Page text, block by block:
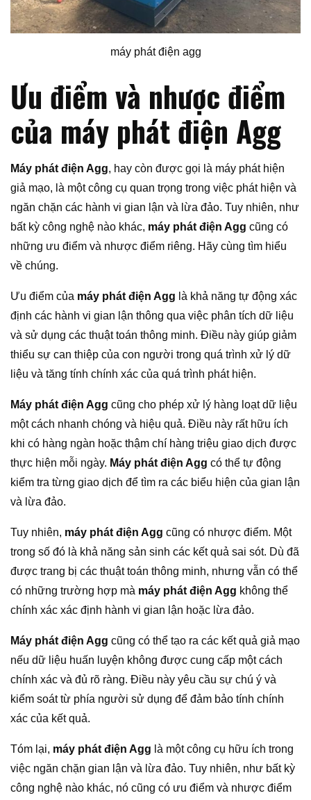
máy phát điện agg
Ưu điểm và nhược điểm
của máy phát điện Agg
Máy phát điện Agg, hay còn được gọi là máy phát hiện
giả mạo, là một công cụ quan trọng trong việc phát hiện và
ngăn chặn các hành vi gian lận và lừa đảo. Tuy nhiên, như
bất kỳ công nghệ nào khác, máy phát điện Agg cũng có
những ưu điểm và nhược điểm riêng. Hãy cùng tìm hiểu
về chúng.
Ưu điểm của máy phát điện Agg là khả năng tự động xác
định các hành vi gian lận thông qua việc phân tích dữ liệu
và sử dụng các thuật toán thông minh. Điều này giúp giảm
thiểu sự can thiệp của con người trong quá trình xử lý dữ
liệu và tăng tính chính xác của quá trình phát hiện.
Máy phát điện Agg cũng cho phép xử lý hàng loạt dữ liệu
một cách nhanh chóng và hiệu quả. Điều này rất hữu ích
khi có hàng ngàn hoặc thậm chí hàng triệu giao dịch được
thực hiện mỗi ngày. Máy phát điện Agg có thể tự động
kiểm tra từng giao dịch để tìm ra các biểu hiện của gian lận
và lừa đảo.
Tuy nhiên, máy phát điện Agg cũng có nhược điểm. Một
trong số đó là khả năng sản sinh các kết quả sai sót. Dù đã
được trang bị các thuật toán thông minh, nhưng vẫn có thể
có những trường hợp mà máy phát điện Agg không thể
chính xác xác định hành vi gian lận hoặc lừa đảo.
Máy phát điện Agg cũng có thể tạo ra các kết quả giả mạo
nếu dữ liệu huấn luyện không được cung cấp một cách
chính xác và đủ rõ ràng. Điều này yêu cầu sự chú ý và
kiểm soát từ phía người sử dụng để đảm bảo tính chính
xác của kết quả.
Tóm lại, máy phát điện Agg là một công cụ hữu ích trong
việc ngăn chặn gian lận và lừa đảo. Tuy nhiên, như bất kỳ
công nghệ nào khác, nó cũng có ưu điểm và nhược điểm